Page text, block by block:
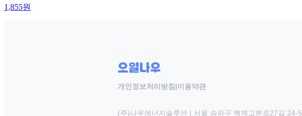
1,855원
개인정보처리방침 |이용약관
(주)나우에너지솔루션 | 서울 송파구 백제고분로27길 24-5